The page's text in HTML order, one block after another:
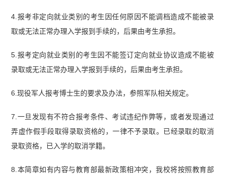
4.报考非定向就业类别的考生因任何原因不能调档造成不能被录
取或无法正常办理入学报到手续的，后果由考生承担。
5.报考定向就业类别的考生因不能签订定向就业协议造成不能被
录取或无法正常办理入学报到手续的，后果由考生承担。
6.现役军人报考博士生的要求及办法，参照军队相关规定。
7.一旦发现有不符合报考条件、考试违纪作弊等，或者发现通过
弄虚作假手段取得录取资格的，一律不予录取。已经录取的取消
录取资格，已入学的取消学籍。
8.本简章如有内容与教育部最新政策相冲突，我校将按照教育部